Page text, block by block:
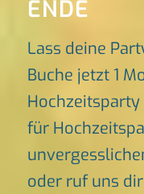
ENDE
Lass deine
Buche jetzt 1
Hochzeitsparty
für
oder ruf uns